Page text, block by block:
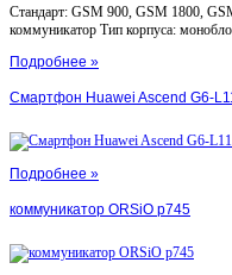
Стандарт: GSM 900, GSM 1800,
коммуникатор Тип корпуса:
Подробнее »
Смартфон Huawei Ascend G6-
Подробнее »
коммуникатор ORSiO p745